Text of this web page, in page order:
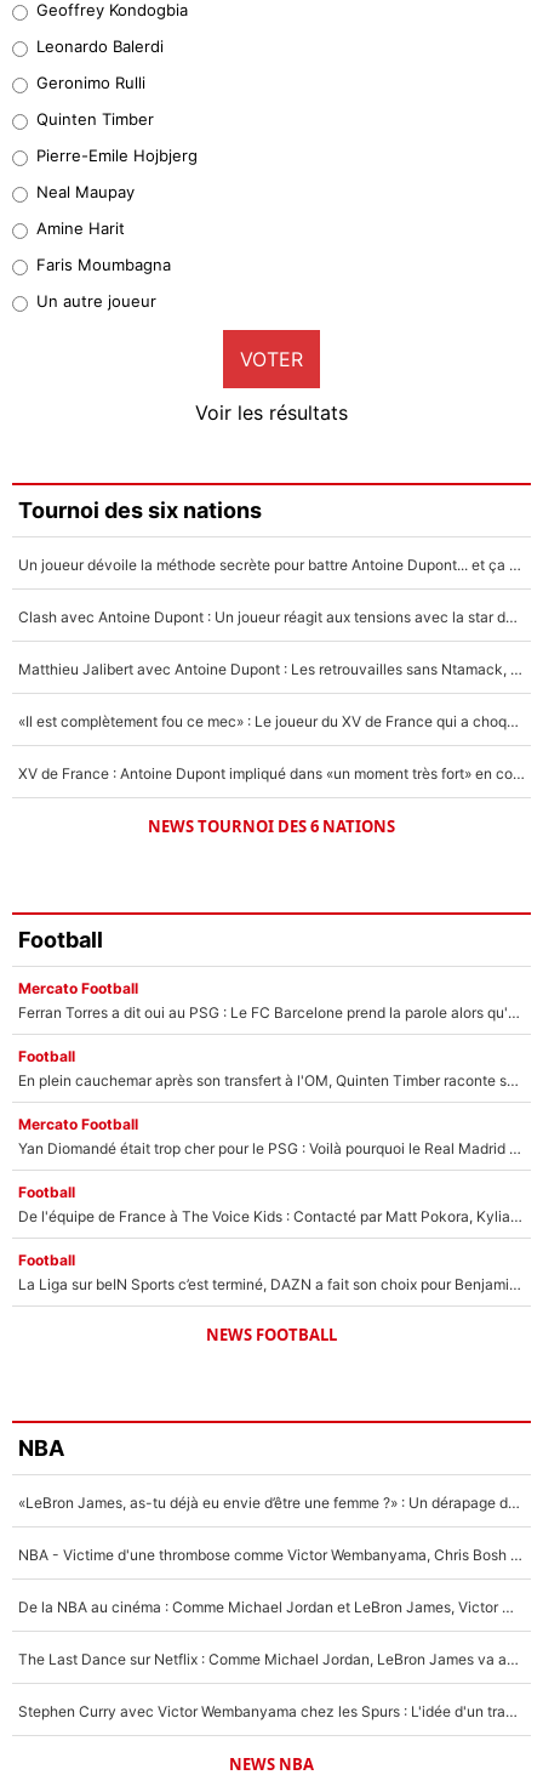
38%
32%
5%
1%
9%
Faris Moumbagna
4%
Un autre joueur
5%
Geoffrey Kondogbia
Leonardo Balerdi
Geronimo Rulli
Quinten Timber
Pierre-Emile Hojbjerg
Neal Maupay
Amine Harit
Faris Moumbagna
Un autre joueur
VOTER
Voir les résultats
Tournoi des six nations
Un joueur dévoile la méthode secrète pour battre Antoine Dupont... et ça marche !
Clash avec Antoine Dupont : Un joueur réagit aux tensions avec la star du XV de France !
Matthieu Jalibert avec Antoine Dupont : Les retrouvailles sans Ntamack, «il y a eu des discussions»
«Il est complètement fou ce mec» : Le joueur du XV de France qui a choqué Matthieu Jalibert !
XV de France : Antoine Dupont impliqué dans «un moment très fort» en coulisses
NEWS TOURNOI DES 6 NATIONS
Football
Mercato Football
Ferran Torres a dit oui au PSG : Le FC Barcelone prend la parole alors qu'un transfert de l'attaquant espagnol prend forme
Football
En plein cauchemar après son transfert à l'OM, Quinten Timber raconte ses doutes après sa signature à Marseille
Mercato Football
Yan Diomandé était trop cher pour le PSG : Voilà pourquoi le Real Madrid a accepté de payer la somme record de 140M€ pour boucler son transfert !
Football
De l'équipe de France à The Voice Kids : Contacté par Matt Pokora, Kylian Mbappé a accepté de jouer un rôle inédit sur TF1 !
Football
La Liga sur beIN Sports c’est terminé, DAZN a fait son choix pour Benjamin Da Silva et Omar Da Fonseca !
NEWS FOOTBALL
NBA
«LeBron James, as-tu déjà eu envie d’être une femme ?» : Un dérapage de Donald Trump sur la superstar de la NBA refait surface
NBA - Victime d'une thrombose comme Victor Wembanyama, Chris Bosh prévient le Français des risques sur sa santé : «J’ai failli mourir sur le coup et j’ai été ramené à la vie»
De la NBA au cinéma : Comme Michael Jordan et LeBron James, Victor Wembanyama rêve d'une carrière d'acteur !
The Last Dance sur Netflix : Comme Michael Jordan, LeBron James va avoir le droit à sa série !
Stephen Curry avec Victor Wembanyama chez les Spurs : L'idée d'un trade historique est lancée en NBA !
NEWS NBA